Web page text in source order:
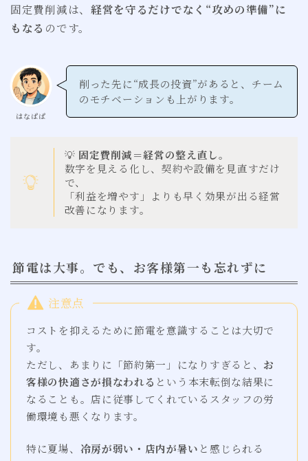
固定費削減は、 経営を守るだけでなく“攻めの準備”に
もなる のです。
はなぱぱ
削った先に“成長の投資”があると、チーム
のモチベーションも上がります。
💡 固定費削減＝経営の整え直し。
数字を見える化し、契約や設備を見直すだけ
で、
「利益を増やす」よりも早く効果が出る経営
改善になります。
節電は大事。でも、お客様第一も忘れずに
注意点
コストを抑えるために節電を意識することは大切で
す。
ただし、あまりに「節約第一」になりすぎると、 お
客様の快適さが損なわれる という本末転倒な結果に
なることも。店に従事してくれているスタッフの労
働環境も悪くなります。
特に夏場、 冷房が弱い・店内が暑い と感じられる